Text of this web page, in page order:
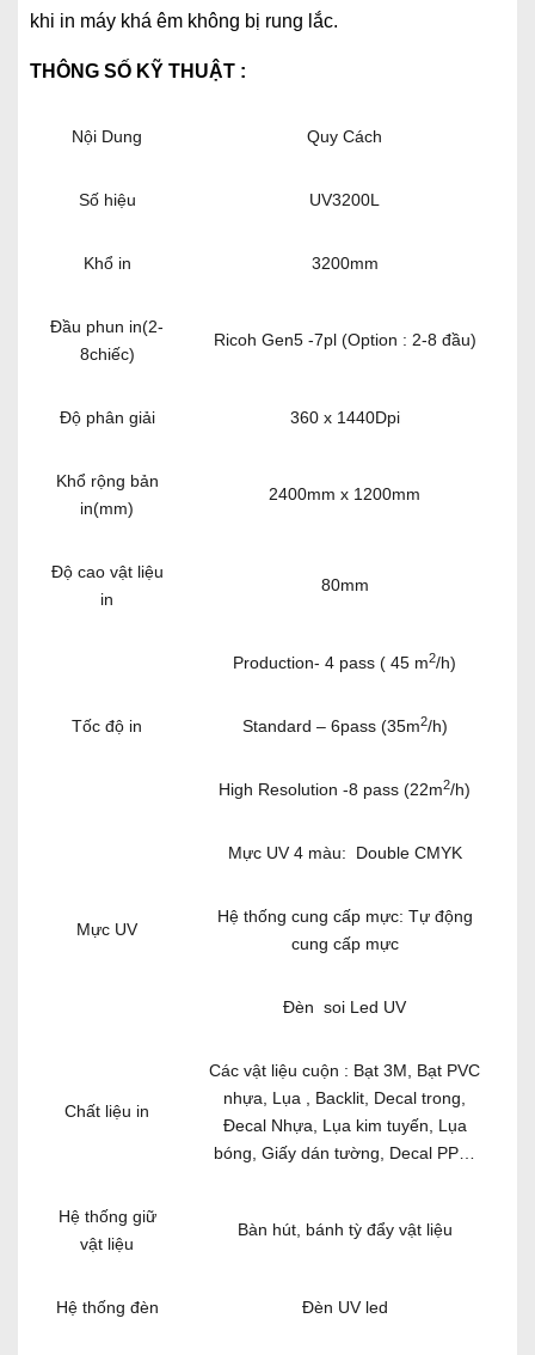
khi in máy khá êm không bị rung lắc.
THÔNG SỐ KỸ THUẬT :
Nội Dung Quy Cách
Số hiệu UV3200L
Khổ in 3200mm
Đầu phun in(2-
8chiếc)
Ricoh Gen5 -7pl (Option : 2-8 đầu)
Độ phân giải 360 x 1440Dpi
Khổ rộng bản
in(mm)
2400mm x 1200mm
Độ cao vật liệu
in
80mm
Tốc độ in
Production- 4 pass ( 45 m2/h)
Standard – 6pass (35m2/h)
High Resolution -8 pass (22m2/h)
Mực UV
Mực UV 4 màu: Double CMYK
Hệ thống cung cấp mực: Tự động
cung cấp mực
Đèn soi Led UV
Chất liệu in
Các vật liệu cuộn : Bạt 3M, Bạt PVC
nhựa, Lụa , Backlit, Decal trong,
Đecal Nhựa, Lụa kim tuyến, Lụa
bóng, Giấy dán tường, Decal PP…
Hệ thống giữ
vật liệu
Bàn hút, bánh tỳ đẩy vật liệu
Hệ thống đèn Đèn UV led